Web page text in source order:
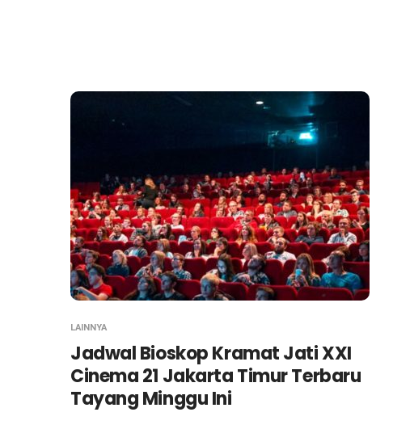
LAINNYA
Jadwal Bioskop Kramat Jati XXI
Cinema 21 Jakarta Timur Terbaru
Tayang Minggu Ini